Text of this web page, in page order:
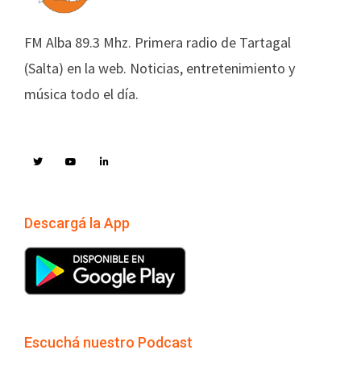
FM Alba 89.3 Mhz. Primera radio de Tartagal
(Salta) en la web. Noticias, entretenimiento y
música todo el día.
Descargá la App
Escuchá nuestro Podcast